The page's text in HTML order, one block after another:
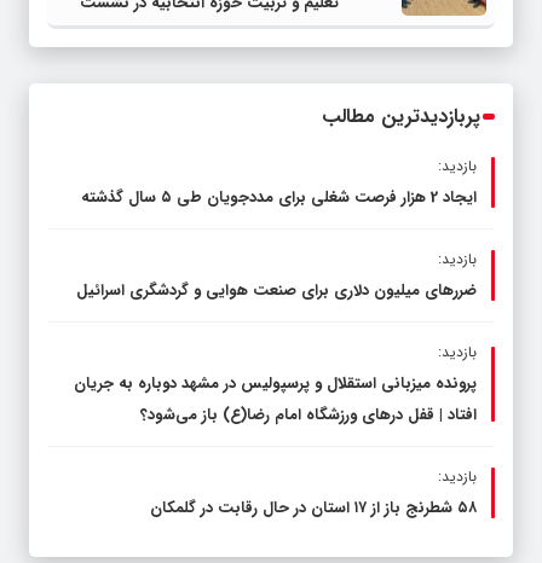
مشترک عضو کمیسیون آموزش مجلس با
پربازدیدترین مطالب
بازدید:
ایجاد 2 هزار فرصت شغلی برای مددجویان طی ۵ سال گذشته
بازدید:
ضررهای میلیون دلاری برای صنعت هوایی و گردشگری اسرائیل
بازدید:
پرونده میزبانی استقلال و پرسپولیس در مشهد دوباره به جریان
افتاد | قفل در‌های ورزشگاه امام رضا(ع) باز می‌شود؟
بازدید:
۵۸ شطرنج‌ باز از ۱۷ استان در حال رقابت در گلمکان